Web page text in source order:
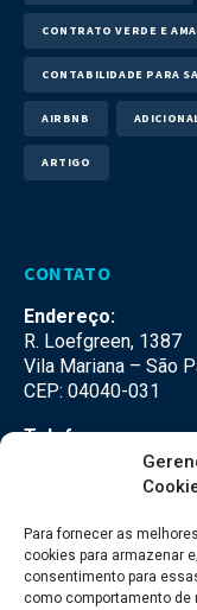
Para fornecer as
cookies para armazenar
consentimento para
como comportamento de
CONTRATO VERDE E
CONTABILIDADE PARA
AIRBNB
ARTIGO
CONTATO
Endereço:
R. Loefgreen, 1387
Vila Mariana – São
CEP: 04040-031
Telefone:
(11) 3500-3500
Redes Sociais